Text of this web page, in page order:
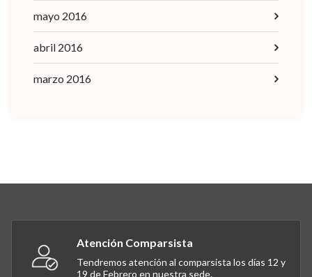
mayo 2016
abril 2016
marzo 2016
Atención Comparsista
Tendremos atención al comparsista los días 12 y
19 de Febrero en nuestra sede.